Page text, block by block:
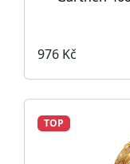
976 Kč
TOP